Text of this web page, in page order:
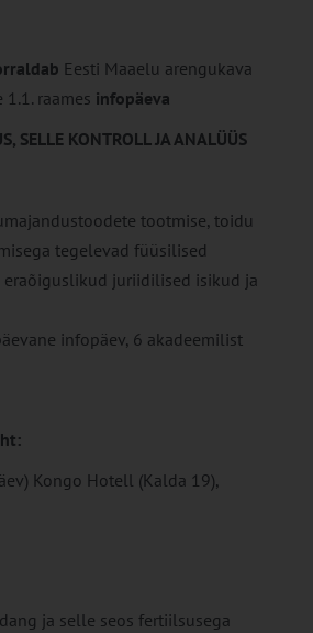
Eesti Maaelu arengukava
raames infopäeva
SELLE KONTROLL JA ANALÜÜS
tootmise, toidu
tegelevad füüsilised
juriidilised isikud ja
infopäev, 6 akadeemilist
Kongo Hotell (Kalda 19),
ja selle seos fertiilsusega